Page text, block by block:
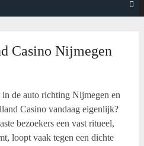
Casino Nijmegen
de auto richting Nijmegen en
Casino vandaag eigenlijk?
bezoekers een vast ritueel,
loopt vaak tegen een dichte